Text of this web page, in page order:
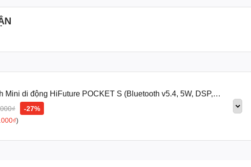
Mang theo bên mình trong các chuyến đi, dã ngoại.
nhạc liên tục trong nhiều giờ.
chuyển:Sinh viên, dân văn phòng, người đi du lịch.
POCKET S
Mini di động HiFuture POCKET S (Bluetooth v5.4, 5W, DSP,
-27%
)